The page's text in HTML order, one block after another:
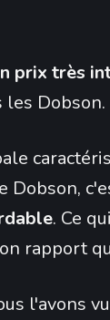
prix très
les Dobson.
Dobson,
. Ce
rapport
l'avons